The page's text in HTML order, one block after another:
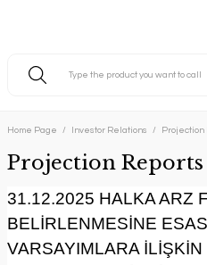
Home Page Investor Relations Projection
Projection Reports
31.12.2025 HALKA ARZ
BELİRLENMESİNE
VARSAYIMLARA